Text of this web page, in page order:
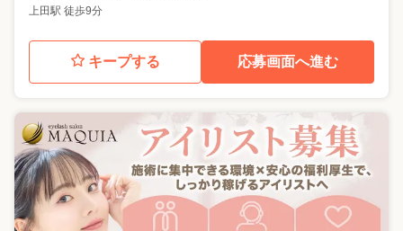
上田駅 徒歩9分
キープする 応募画面へ進む